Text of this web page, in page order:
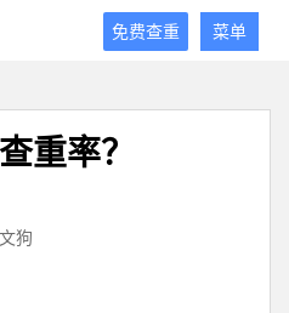
菜单
免费查重
重率？
狗